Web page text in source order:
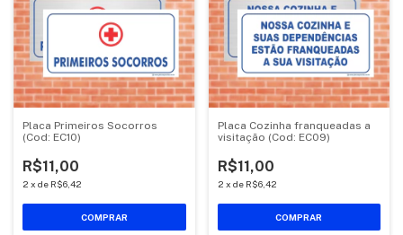
Placa Primeiros Socorros
(Cod: EC10)
R$11,00
2 x de R$6,42
COMPRAR
Placa Cozinha franqueadas a
visitação (Cod: EC09)
R$11,00
2 x de R$6,42
COMPRAR